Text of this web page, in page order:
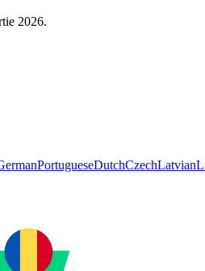
2026.
PortugueseDutchCzechLatvian